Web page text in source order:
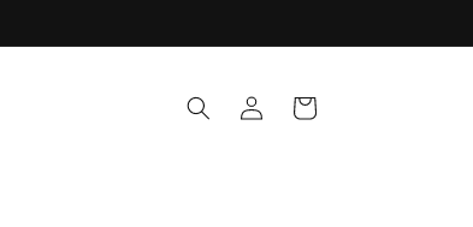
تسجيل
الدخول
التسوق